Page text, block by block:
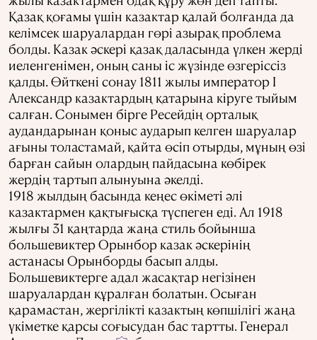
Қазақ қоғамы үшін казактар ​​қалай болғанда да
келімсек шаруалардан гөрі азырақ проблема
болды. Казак әскері қазақ даласында үлкен жерді
иеленгенімен, оның саны іс жүзінде өзгеріссіз
қалды. Өйткені сонау 1811 жылы император I
Александр казактардың қатарына кіруге тыйым
салған. Сонымен бірге Ресейдің орталық
аудандарынан қоныс аударып келген шаруалар
ағыны толастамай, қайта өсіп отырды, мұның өзі
барған сайын олардың пайдасына көбірек
жердің тартып алынуына әкелді.
1918 жылдың басында кеңес өкіметі әлі
казактармен қақтығысқа түспеген еді. Ал 1918
жылғы 31 қаңтарда жаңа стиль бойынша
большевиктер Орынбор казак әскерінің
астанасы Орынборды басып алды.
Большевиктерге адал жасақтар негізінен
шаруалардан құралған болатын. Осыған
қарамастан, жергілікті казактың көпшілігі жаңа
үкіметке қарсы соғысудан бас тартты. Генерал